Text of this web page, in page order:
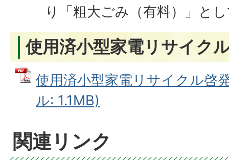
り「粗大ごみ（有料）」と
使用済小型家電リサイク
使用済小型家電リサイクル啓
ル: 1.1MB)
関連リンク